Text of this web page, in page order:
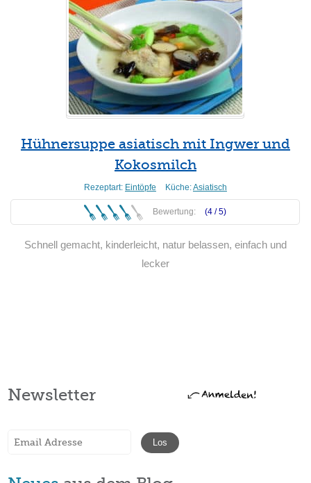
Hühnersuppe asiatisch mit Ingwer und
Kokosmilch
Rezeptart: Eintöpfe Küche:Asiatisch
Bewertung: (4 /5)
Schnell gemacht, kinderleicht, natur belassen, einfach und
lecker
Newsletter